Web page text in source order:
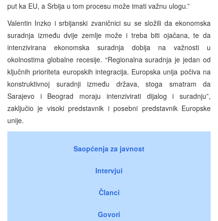
put ka EU, a Srbija u tom procesu može imati važnu ulogu.”
Valentin Inzko i srbijanski zvaničnici su se složili da ekonomska
suradnja između dvije zemlje može i treba biti ojačana, te da
intenzivirana ekonomska suradnja dobija na važnosti u
okolnostima globalne recesije. “Regionalna suradnja je jedan od
ključnih prioriteta europskih integracija. Europska unija počiva na
konstruktivnoj suradnji između država, stoga smatram da
Sarajevo i Beograd moraju intenzivirati dijalog i suradnju”,
zaključio je visoki predstavnik i posebni predstavnik Europske
unije.
Saopćenja za javnost
Intervjui
Članci
Govori